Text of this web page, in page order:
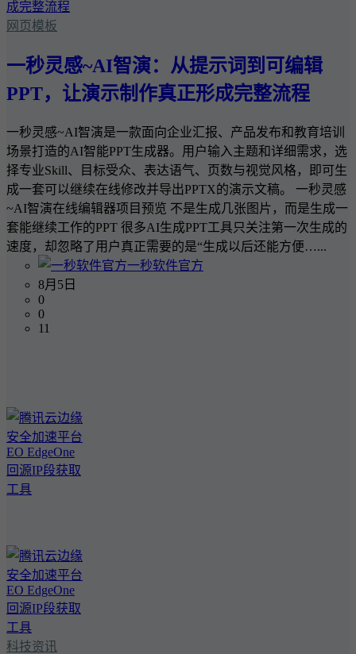
网页模板
一秒灵感~AI智演：从提示词到可编辑
PPT，让演示制作真正形成完整流程
一秒灵感~AI智演是一款面向企业汇报、产品发布和教育培训
场景打造的AI智能PPT生成器。用户输入主题和详细需求，选
择专业Skill、目标受众、表达语气、页数与视觉风格，即可生
成一套可以继续在线修改并导出PPTX的演示文稿。 一秒灵感
~AI智演在线编辑器项目预览 不是生成几张图片，而是生成一
套能继续工作的PPT 很多AI生成PPT工具只关注第一次生成的
速度，却忽略了用户真正需要的是“生成以后还能方便…...
一秒软件官方
8月5日
0
0
11
科技资讯